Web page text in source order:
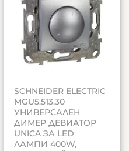
SCHNEIDER ELECTRIC
MGU5.513.30
УНИВЕРСАЛЕН
ДИМЕР ДЕВИАТОР
UNICA ЗА LED
ЛАМПИ 400W,